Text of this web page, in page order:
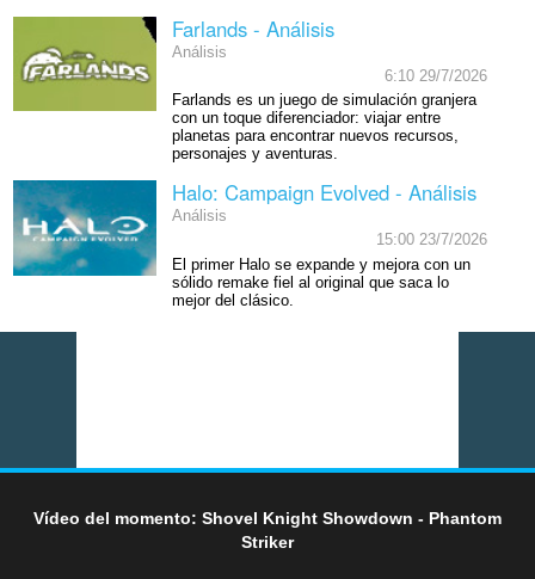
Farlands - Análisis
Análisis
6:10 29/7/2026
Farlands es un juego de simulación granjera
con un toque diferenciador: viajar entre
planetas para encontrar nuevos recursos,
personajes y aventuras.
Halo: Campaign Evolved - Análisis
Análisis
15:00 23/7/2026
El primer Halo se expande y mejora con un
sólido remake fiel al original que saca lo
mejor del clásico.
Vídeo del momento: Shovel Knight Showdown - Phantom
Striker